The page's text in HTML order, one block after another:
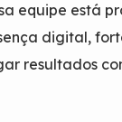
equipe está
digital,
resultados